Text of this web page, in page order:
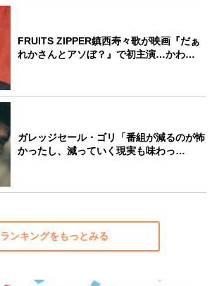
FRUITS ZIPPER鎮西寿々歌が映画『だぁ
れかさんとアソぼ？』で初主演…かわ…
ガレッジセール・ゴリ「番組が減るのが怖
かったし、減っていく現実も味わっ…
ランキングをもっとみる